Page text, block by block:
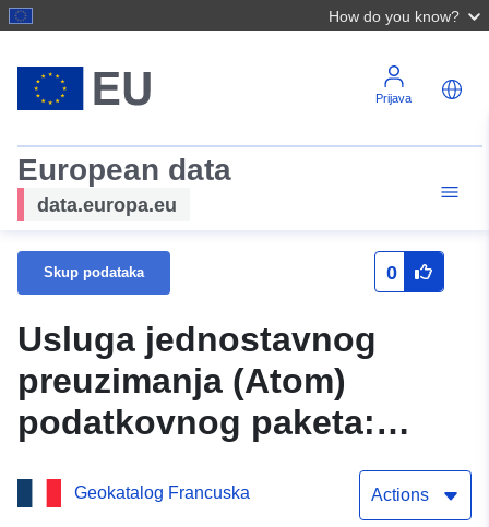
How do you know?
Prijava
European data
data.europa.eu
Skup podataka 0
Usluga jednostavnog
preuzimanja (Atom)
podatkovnog paketa:
PPRN Pokret zemljišta i
poplava Zajednički
Geokatalog Francuska Actions